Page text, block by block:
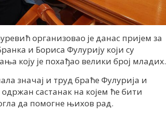
организовао је данас пријем за
и Бориса Фулурију који су
коју је похађао велики број младих.
значај и труд браће Фулурија и
састанак на којем ће бити
да помогне њихов рад.